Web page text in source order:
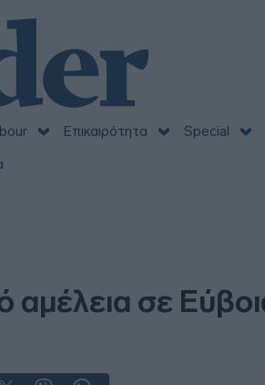
Επικαιρότητα Special
αμέλεια σε